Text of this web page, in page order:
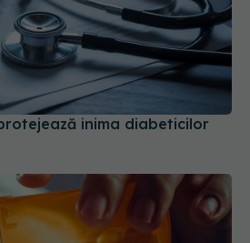
inima diabeticilor